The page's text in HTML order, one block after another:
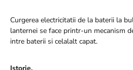
Curgerea electricitatii de la baterii la
lanternei se face printr-un mecanism
intre baterii si celalalt capat.